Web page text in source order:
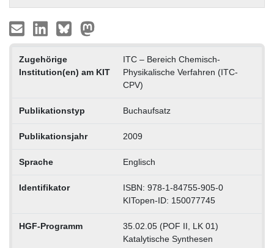
Zugehörige
Institution(en) am KIT
ITC – Bereich Chemisch-
Physikalische Verfahren (ITC-
CPV)
Publikationstyp Buchaufsatz
Publikationsjahr 2009
Sprache Englisch
Identifikator
ISBN: 978-1-84755-905-0
KITopen-ID: 150077745
HGF-Programm
35.02.05 (POF II, LK 01)
Katalytische Synthesen